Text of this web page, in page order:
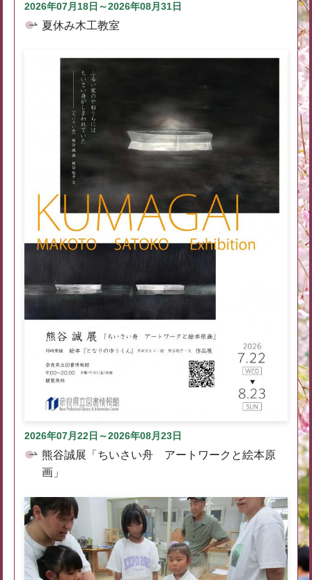
2026年07月18日～2026年08月31日
夏休み木工教室
2026年07月22日～2026年08月23日
熊谷誠展「ちいさい舟 アートワークと絵本原
画」